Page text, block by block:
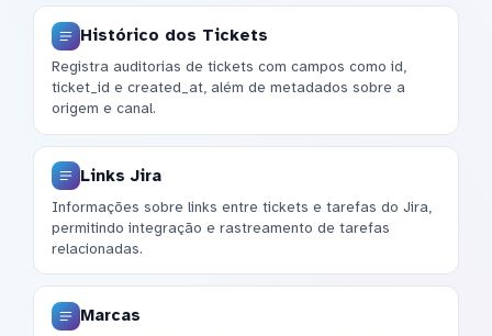
Histórico dos Tickets
Registra auditorias de tickets com campos como id,
ticket_id e created_at, além de metadados sobre a
origem e canal.
Links Jira
Informações sobre links entre tickets e tarefas do Jira,
permitindo integração e rastreamento de tarefas
relacionadas.
Marcas